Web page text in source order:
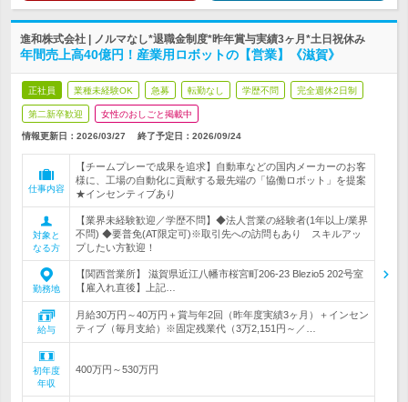
進和株式会社 | ノルマなし*退職金制度*昨年賞与実績3ヶ月*土日祝休み
年間売上高40億円！産業用ロボットの【営業】《滋賀》
正社員 業種未経験OK 急募 転勤なし 学歴不問 完全週休2日制
第二新卒歓迎 女性のおしごと掲載中
情報更新日：2026/03/27 終了予定日： 2026/09/24
仕事内容
【チームプレーで成果を追求】自動車などの国内メーカーのお客
様に、工場の自動化に貢献する最先端の「協働ロボット」を提案
★インセンティブあり
対象と
なる方
【業界未経験歓迎／学歴不問】◆法人営業の経験者(1年以上/業界
不問) ◆要普免(AT限定可)※取引先への訪問もあり スキルアッ
プしたい方歓迎！
勤務地
【関西営業所】 滋賀県近江八幡市桜宮町206-23 Blezio5 202号室
【雇入れ直後】上記…
給与
月給30万円～40万円＋賞与年2回（昨年度実績3ヶ月）＋インセン
ティブ（毎月支給）※固定残業代（3万2,151円～／…
初年度
年収
400万円～530万円